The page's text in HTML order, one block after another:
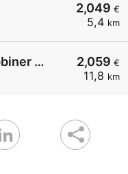
2,049 €
5,4 km
2,059 €
11,8 km
Service Center der Agt Trebbiner Straße 12